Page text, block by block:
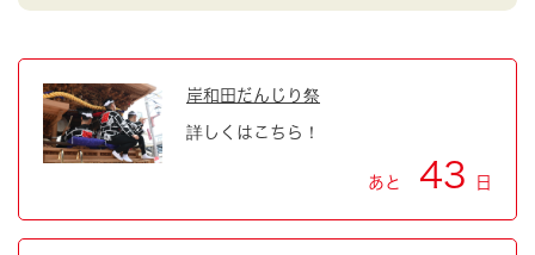
岸和田だんじり祭
詳しくはこちら！
あと 43 日